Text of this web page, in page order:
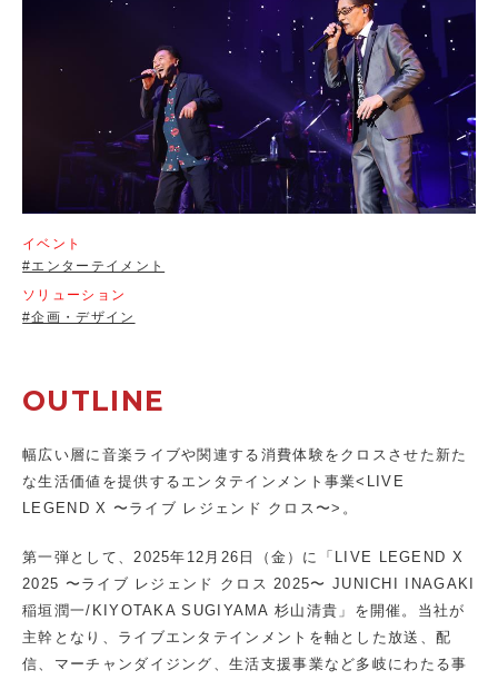
イベント
#エンターテイメント
ソリューション
#企画・デザイン
OUTLINE
幅広い層に⾳楽ライブや関連する消費体験をクロスさせた新た
な⽣活価値を提供するエンタテインメント事業<LIVE
LEGEND X 〜ライブ レジェンド クロス〜>。
第⼀弾として、2025年12⽉26⽇（⾦）に「LIVE LEGEND X
2025 〜ライブ レジェンド クロス 2025〜 JUNICHI INAGAKI
稲垣潤⼀/KIYOTAKA SUGIYAMA 杉⼭清貴」を開催。当社が
主幹となり、ライブエンタテインメントを軸とした放送、配
信、マーチャンダイジング、⽣活⽀援事業など多岐にわたる事